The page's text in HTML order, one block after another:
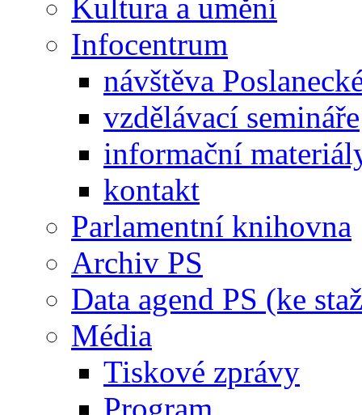
Kultura a umění
Infocentrum
návštěva
vzdělávací semináře
informační
kontakt
Parlamentní knihovna
Archiv PS
Data agend PS (ke
Média
Tiskové zprávy
Program